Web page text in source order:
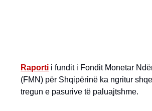
Raporti i fundit i Fondit Monetar
(FMN) për Shqipërinë ka ngritur
tregun e pasurive të paluajtshme.